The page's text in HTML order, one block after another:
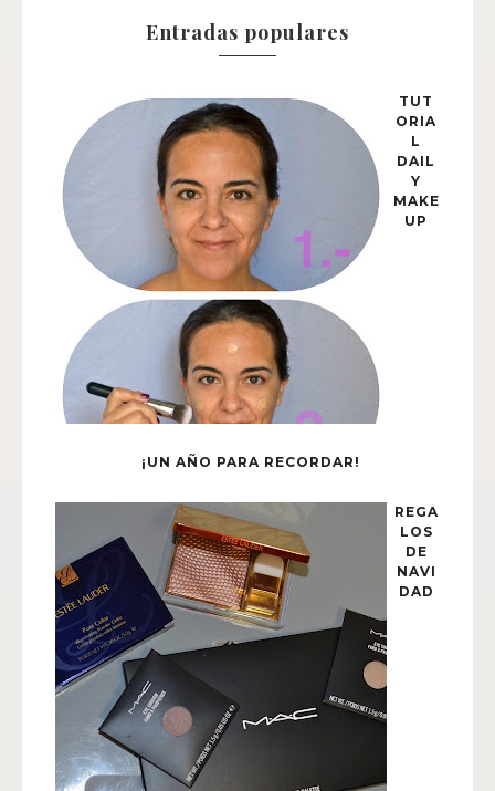
Entradas populares
TUT
ORIA
L
DAIL
Y
MAKE
UP
¡UN AÑO PARA RECORDAR!
REGA
LOS
DE
NAVI
DAD